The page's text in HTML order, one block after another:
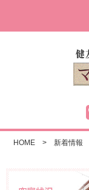
HOME > 新着情報